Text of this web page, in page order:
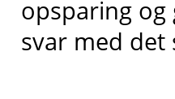
opsparing
svar med det